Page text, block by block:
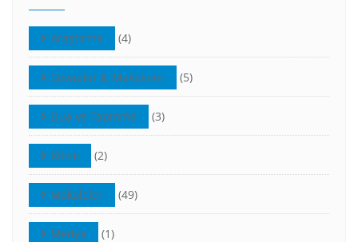
Araştırma (4)
Cevaplar & Makaleler (5)
Dua ve Tapınma (3)
Kilise (2)
Makaleler (49)
Medya (1)